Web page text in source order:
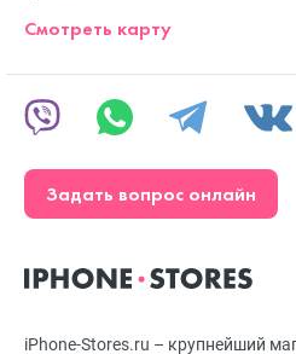
iPhone-Stores.ru – крупнейший
Смотреть карту
Задать вопрос онлайн